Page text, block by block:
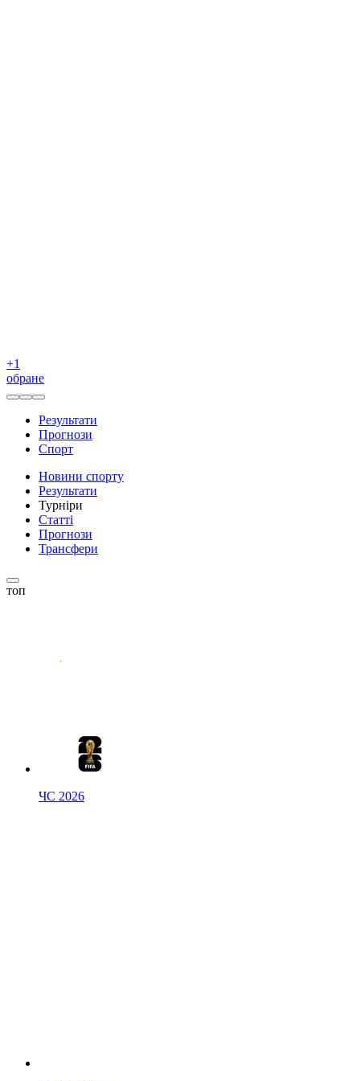
+1
обране
Результати
Прогнози
Спорт
Новини спорту
Результати
Турніри
Статті
Прогнози
Трансфери
топ
ЧС 2026